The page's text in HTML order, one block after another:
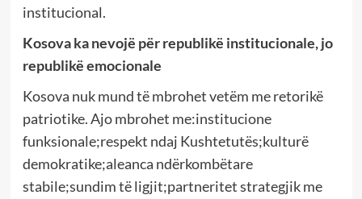
institucional.
Kosova ka nevojë për republikë institucionale, jo
republikë emocionale
Kosova nuk mund të mbrohet vetëm me retorikë
patriotike. Ajo mbrohet me:institucione
funksionale;respekt ndaj Kushtetutës;kulturë
demokratike;aleanca ndërkombëtare
stabile;sundim të ligjit;partneritet strategjik me